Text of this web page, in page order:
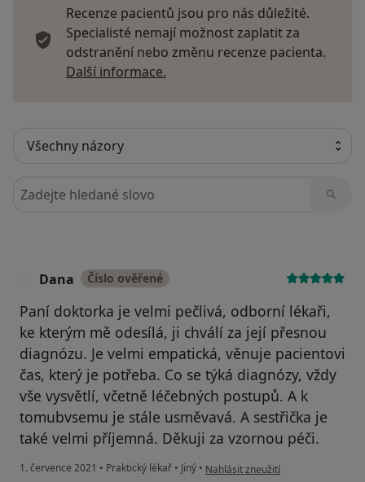
Recenze pacientů jsou pro nás důležité.
Specialisté nemají možnost zaplatit za
odstranění nebo změnu recenze pacienta.
Další informace.
Hledejte v názorech
Dana Číslo ověřené
Paní doktorka je velmi pečlivá, odborní lékaři,
ke kterým mě odesílá, ji chválí za její přesnou
diagnózu. Je velmi empatická, věnuje pacientovi
čas, který je potřeba. Co se týká diagnózy, vždy
vše vysvětlí, včetně léčebných postupů. A k
tomubvsemu je stále usměvavá. A sestřička je
také velmi příjemná. Děkuji za vzornou péči.
1. července 2021 • Praktický lékař • Jiný • podle názoru uživatele Dana
Nahlásit zneužití